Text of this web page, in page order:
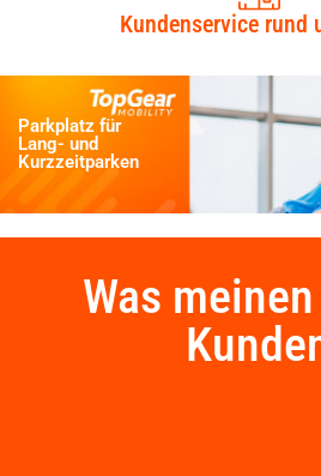
Kundenservice rund
Parkplatz für
Lang- und
Kurzzeitparken
Was